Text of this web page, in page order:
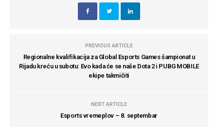
PREVIOUS ARTICLE
Regionalne kvalifikacija za Global Esports Games šampionat u
Rijadu kreću u subotu: Evo kada će se naše Dota 2 i PUBG MOBILE
ekipe takmičiti
NEXT ARTICLE
Esports vremeplov – 8. septembar